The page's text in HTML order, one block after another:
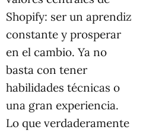
Shopify: ser un aprendiz
constante y prosperar
en el cambio. Ya no
basta con tener
habilidades técnicas o
una gran experiencia.
Lo que verdaderamente